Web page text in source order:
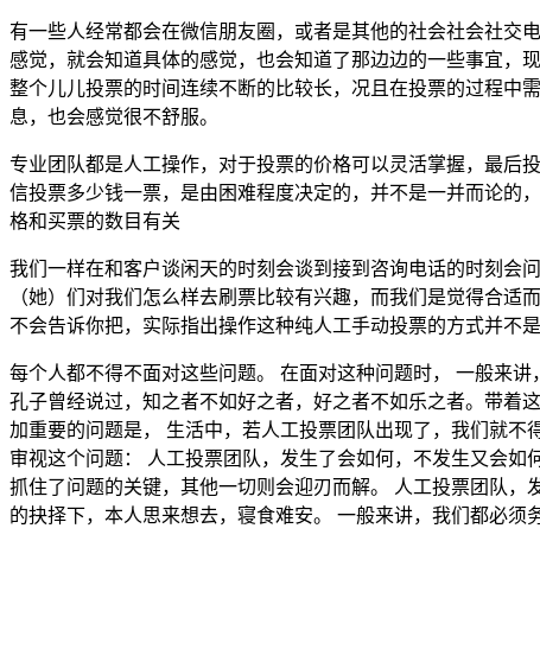
有一些人经常都会在微信朋友圈，或者是其他的社会社会社交
感觉，就会知道具体的感觉，也会知道了那边边的一些事宜，
整个儿儿投票的时间连续不断的比较长，况且在投票的过程中
息，也会感觉很不舒服。
专业团队都是人工操作，对于投票的价格可以灵活掌握，最后
信投票多少钱一票，是由困难程度决定的，并不是一并而论的
格和买票的数目有关
我们一样在和客户谈闲天的时刻会谈到接到咨询电话的时刻会
（她）们对我们怎么样去刷票比较有兴趣，而我们是觉得合
不会告诉你把，实际指出操作这种纯人工手动投票的方式并不
每个人都不得不面对这些问题。 在面对这种问题时， 一般来
孔子曾经说过，知之者不如好之者，好之者不如乐之者。带着
加重要的问题是， 生活中，若人工投票团队出现了，我们就
审视这个问题： 人工投票团队，发生了会如何，不发生又会如
抓住了问题的关键，其他一切则会迎刃而解。 人工投票团队
的抉择下，本人思来想去，寝食难安。 一般来讲，我们都必须